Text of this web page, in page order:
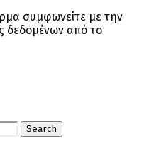
συμφωνείτε με την
δεδομένων από το
Search